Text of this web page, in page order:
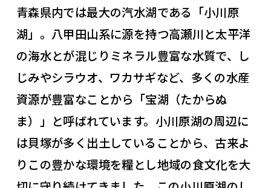
青森県内では最大の汽水湖である「小川原
湖」。八甲田山系に源を持つ高瀬川と太平洋
の海水とが混じりミネラル豊富な水質で、し
じみやシラウオ、ワカサギなど、多くの水産
資源が豊富なことから「宝湖（たからぬ
ま）」と呼ばれています。小川原湖の周辺に
は貝塚が多く出土していることから、古来よ
りこの豊かな環境を糧とし地域の食文化を大